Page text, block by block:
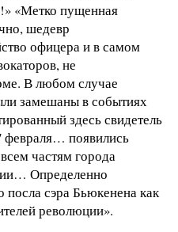
«Метко пущенная
шедевр
офицера и в самом
не
В любом случае
замешаны в событиях
здесь свидетель
февраля… появились
частям города
Определенно
посла сэра Бьюкенена как
революции».